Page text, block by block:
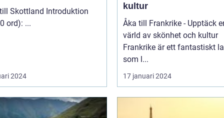
Introduktion
(ca 200 ord): ...
2024
kultur
Åka till Frankrike - Upptäck
värld av skönhet och kultur
Frankrike är ett fantastiskt
som l...
17 januari 2024